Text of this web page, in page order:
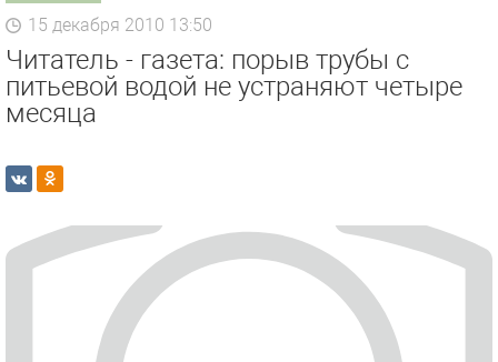
15 декабря 2010 13:50
Читатель - газета: порыв трубы с
питьевой водой не устраняют четыре
месяца